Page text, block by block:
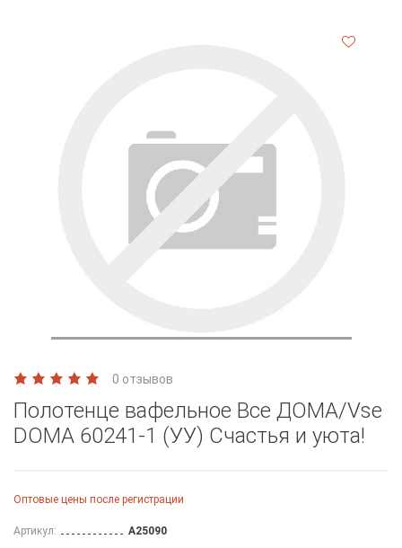
0 отзывов
Полотенце вафельное Все ДОМА/Vse
DOMA 60241-1 (УУ) Счастья и уюта!
Оптовые цены после регистрации
Артикул: A25090